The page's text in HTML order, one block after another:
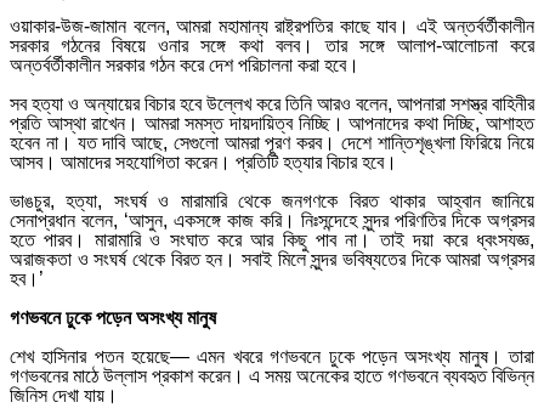
ওয়াকার-উজ-জামান বলেন, আমরা মহামান্য রাষ্ট্রপতির কাছে যাব। এই অন্তর্বর্তীকালীন
সরকার গঠনের বিষয়ে ওনার সঙ্গে কথা বলব। তার সঙ্গে আলাপ-আলোচনা করে
অন্তর্বর্তীকালীন সরকার গঠন করে দেশ পরিচালনা করা হবে।
সব হত্যা ও অন্যায়ের বিচার হবে উল্লেখ করে তিনি আরও বলেন, আপনারা সশস্ত্র বাহিনীর
প্রতি আস্থা রাখেন। আমরা সমস্ত দায়দায়িত্ব নিচ্ছি। আপনাদের কথা দিচ্ছি, আশাহত
হবেন না। যত দাবি আছে, সেগুলো আমরা পূরণ করব। দেশে শান্তিশৃঙ্খলা ফিরিয়ে নিয়ে
আসব। আমাদের সহযোগিতা করেন। প্রতিটি হত্যার বিচার হবে।
ভাঙচুর, হত্যা, সংঘর্ষ ও মারামারি থেকে জনগণকে বিরত থাকার আহ্বান জানিয়ে
সেনাপ্রধান বলেন, ‘আসুন, একসঙ্গে কাজ করি। নিঃসন্দেহে সুন্দর পরিণতির দিকে অগ্রসর
হতে পারব। মারামারি ও সংঘাত করে আর কিছু পাব না। তাই দয়া করে ধ্বংসযজ্ঞ,
অরাজকতা ও সংঘর্ষ থেকে বিরত হন। সবাই মিলে সুন্দর ভবিষ্যতের দিকে আমরা অগ্রসর
হব।’
গণভবনে ঢুকে পড়েন অসংখ্য মানুষ
শেখ হাসিনার পতন হয়েছে— এমন খবরে গণভবনে ঢুকে পড়েন অসংখ্য মানুষ। তারা
গণভবনের মাঠে উল্লাস প্রকাশ করেন। এ সময় অনেকের হাতে গণভবনে ব্যবহৃত বিভিন্ন
জিনিস দেখা যায়।